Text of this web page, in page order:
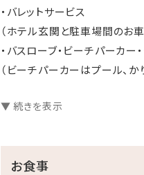
・バレットサービス
（ホテル玄関と駐車場間のお
・バスローブ・ビーチパーカー
（ビーチパーカーはプール、
＜館内施設のご案内＞
・インドアプールご利用無料 ⇒
・ガーデンプールご利用無
▼ 続きを表示
お食事